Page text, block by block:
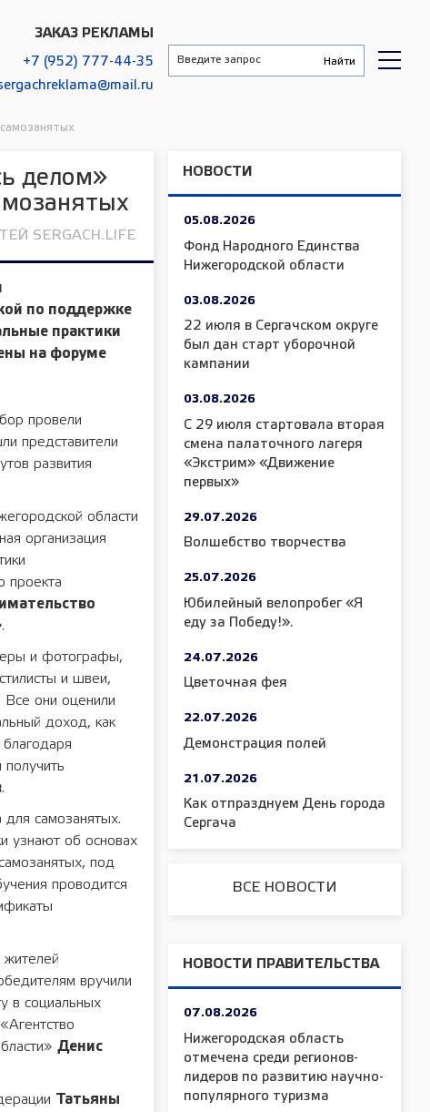
ЗАКАЗ РЕКЛАМЫ
+7 (952) 777-44-35
делом»
SERGACH.LIFE
по поддержке
практики
на форуме
провели
представители
развития
области
организация
проекта
.
и фотографы,
и швеи,
Все они оценили
доход, как
.
самозанятых.
узнают об основах
под
проводится
вручили
в социальных
Денис
Татьяны
НОВОСТИ
05.08.2026
Фонд Народного Единства
Нижегородской области
03.08.2026
22 июля в Сергачском округе
был дан старт уборочной
кампании
03.08.2026
С 29 июля стартовала вторая
смена палаточного лагеря
«Экстрим» «Движение
первых»
29.07.2026
Волшебство творчества
25.07.2026
Юбилейный велопробег «Я
еду за Победу!».
24.07.2026
Цветочная фея
22.07.2026
Демонстрация полей
21.07.2026
Как отпразднуем День города
Сергача
ВСЕ НОВОСТИ
НОВОСТИ ПРАВИТЕЛЬСТВА
07.08.2026
Нижегородская область
отмечена среди регионов-
лидеров по развитию научно-
популярного туризма